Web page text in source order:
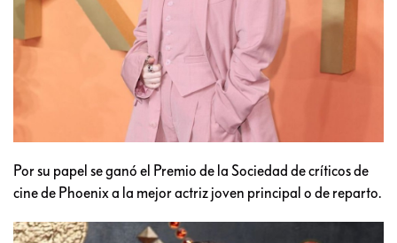
Por su papel se ganó el Premio de la Sociedad de críticos de
cine de Phoenix a la mejor actriz joven principal o de reparto.